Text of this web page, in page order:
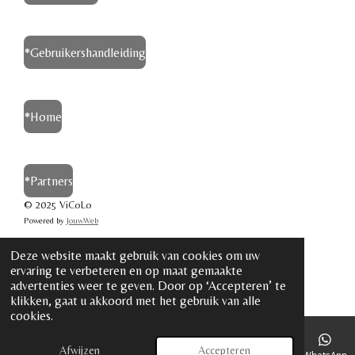
Deze website maakt gebruik van cookies om uw
ervaring te verbeteren en op maat gemaakte
advertenties weer te geven. Door op ‘Accepteren’ te
klikken, gaat u akkoord met het gebruik van alle
cookies.
Afwijzen Accepteren
*Gebruikershandleiding
*Home
*Partners
© 2025 ViCoLo
Powered by JouwWeb